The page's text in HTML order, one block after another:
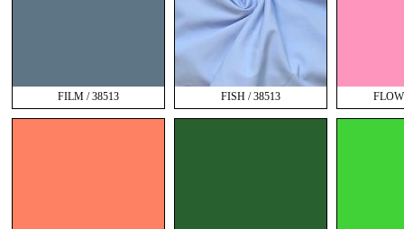
FILM / 38513 FISH / 38513